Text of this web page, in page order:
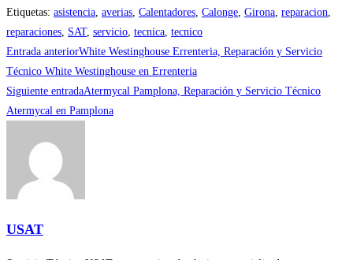
Etiquetas: asistencia, averias, Calentadores, Calonge, Girona, reparacion,
reparaciones, SAT, servicio, tecnica, tecnico
Leer
más
artículos
Entrada anteriorWhite Westinghouse Errenteria, Reparación y Servicio
Técnico White Westinghouse en Errenteria
Siguiente entradaAtermycal Pamplona, Reparación y Servicio Técnico
Atermycal en Pamplona
USAT